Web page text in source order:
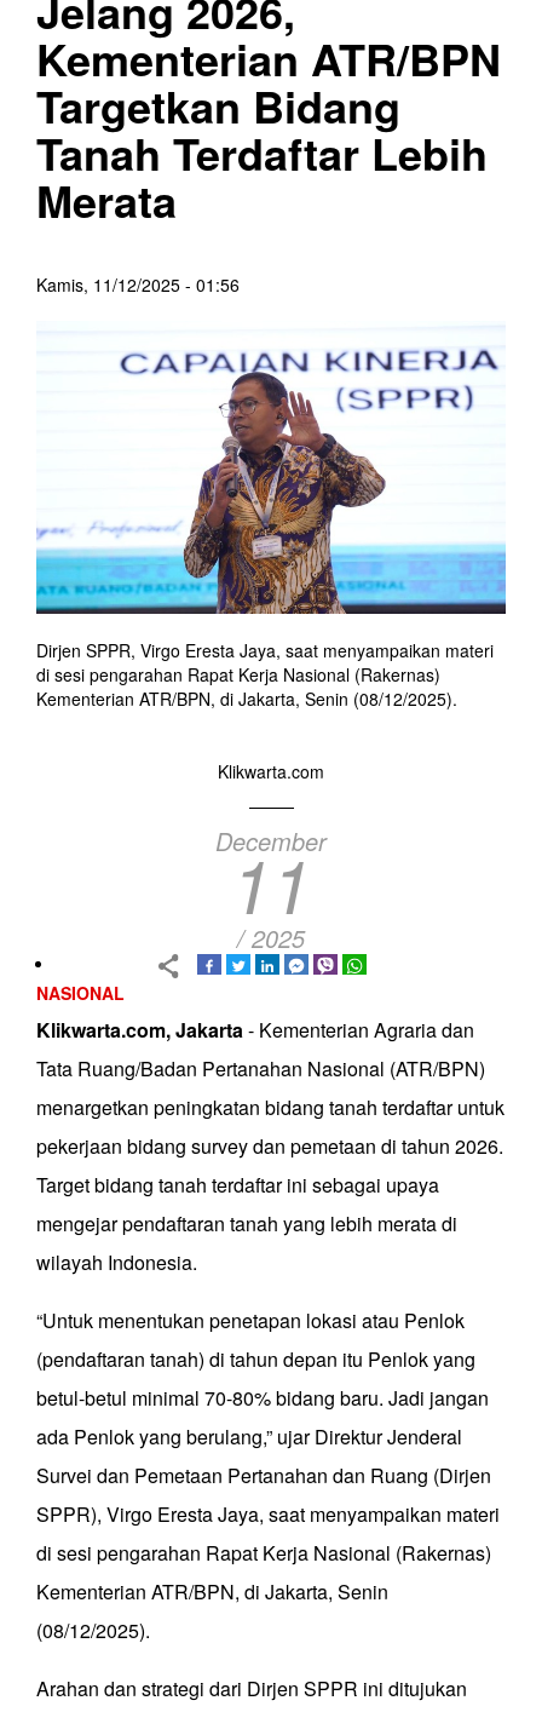
Kementerian ATR/BPN
Targetkan Bidang
Tanah Terdaftar Lebih
Merata
Kamis, 11/12/2025 - 01:56
Dirjen SPPR, Virgo Eresta Jaya, saat menyampaikan materi
di sesi pengarahan Rapat Kerja Nasional (Rakernas)
Kementerian ATR/BPN, di Jakarta, Senin (08/12/2025).
Klikwarta.com
December
11
/ 2025
NASIONAL
Klikwarta.com, Jakarta- Kementerian Agraria dan
Tata Ruang/Badan Pertanahan Nasional (ATR/BPN)
menargetkan peningkatan bidang tanah terdaftar untuk
pekerjaan bidang survey dan pemetaan di tahun 2026.
Target bidang tanah terdaftar ini sebagai upaya
mengejar pendaftaran tanah yang lebih merata di
wilayah Indonesia.
“Untuk menentukan penetapan lokasi atau Penlok
(pendaftaran tanah) di tahun depan itu Penlok yang
betul-betul minimal 70-80% bidang baru. Jadi jangan
ada Penlok yang berulang,” ujar Direktur Jenderal
Survei dan Pemetaan Pertanahan dan Ruang (Dirjen
SPPR), Virgo Eresta Jaya, saat menyampaikan materi
di sesi pengarahan Rapat Kerja Nasional (Rakernas)
Kementerian ATR/BPN, di Jakarta, Senin
(08/12/2025).
Arahan dan strategi dari Dirjen SPPR ini ditujukan